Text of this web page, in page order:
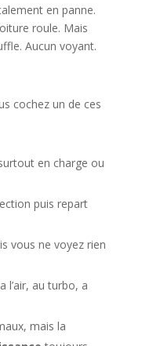
en panne.
roule. Mais
Aucun voyant.
cochez un de ces
en charge ou
puis repart
vous ne voyez rien
l’air, au turbo, a
mais la